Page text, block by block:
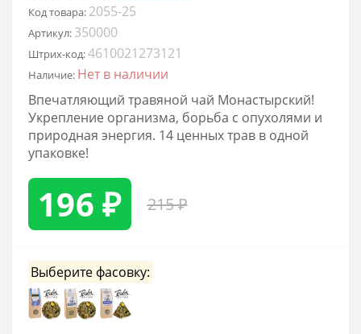
Код товара: 2055-25
Артикул: 350000
Штрих-код:4610021273121
Наличие: Нет в наличии
Впечатляющий травяной чай Монастырский!
Укрепление организма, борьба с опухолями и
природная энергия. 14 ценных трав в одной
упаковке!
196 ₽ 215 ₽
Выберите фасовку: